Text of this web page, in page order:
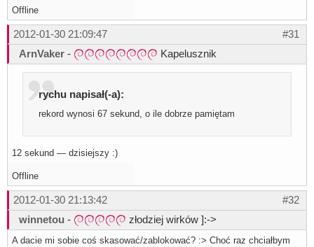
Offline
#31
2012-01-30 21:09:47
ArnVaker - Kapelusznik
rychu napisał(-a):
rekord wynosi 67 sekund, o ile dobrze pamiętam
12 sekund — dzisiejszy :)
Offline
#32
2012-01-30 21:13:42
winnetou - złodziej wirków ]:->
A dacie mi sobie coś skasować/zablokować? :> Choć raz chciałbym